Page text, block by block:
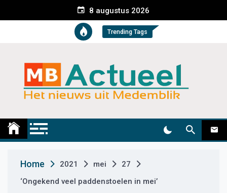
e
t
8 augustus 2026
Trending Tags
Medemblik Actueel
Home 2021 mei
27
‘Ongekend veel paddenstoelen in mei’